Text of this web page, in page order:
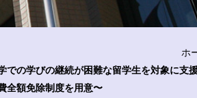
ホ
での学びの継続が困難な留学生を対象に支
全額免除制度を用意〜